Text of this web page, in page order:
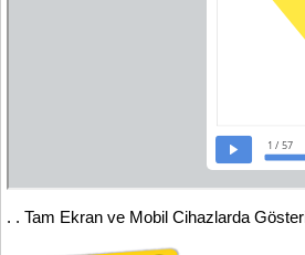
. . Tam Ekran ve Mobil Cihazlarda